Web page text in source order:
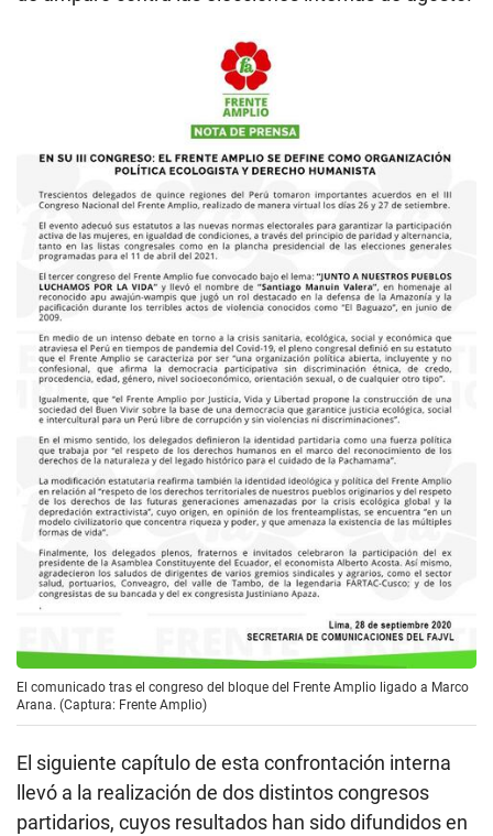
El comunicado tras el congreso del bloque del Frente Amplio ligado a Marco
Arana. (Captura: Frente Amplio)
El siguiente capítulo de esta confrontación interna
llevó a la realización de dos distintos congresos
partidarios, cuyos resultados han sido difundidos en